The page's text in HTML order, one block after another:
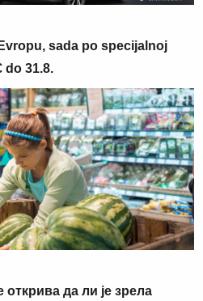
sada po specijalnoj
do 31.8.
да ли је зрела